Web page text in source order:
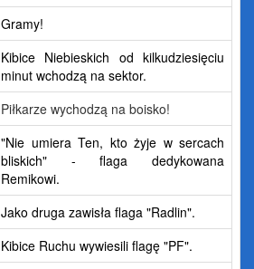
Gramy!
Kibice Niebieskich od kilkudziesięciu
minut wchodzą na sektor.
Piłkarze wychodzą na boisko!
"Nie umiera Ten, kto żyje w sercach
bliskich" - flaga dedykowana
Remikowi.
Jako druga zawisła flaga "Radlin".
Kibice Ruchu wywiesili flagę "PF".